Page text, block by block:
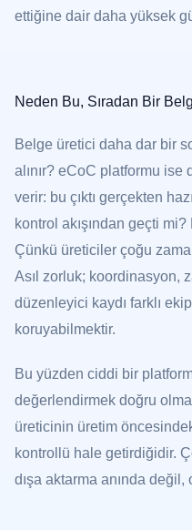
ettiğine dair daha yüksek
Neden Bu, Sıradan Bir
Belge üretici daha dar bir
alınır? eCoC platformu
verir: bu çıktı gerçekten
kontrol akışından geçti
Çünkü üreticiler çoğu
Asıl zorluk; koordinasyon,
düzenleyici kaydı farklı
koruyabilmektir.
Bu yüzden ciddi bir
değerlendirmek doğru
üreticinin üretim
kontrollü hale getirdiğidir.
dışa aktarma anında değil,